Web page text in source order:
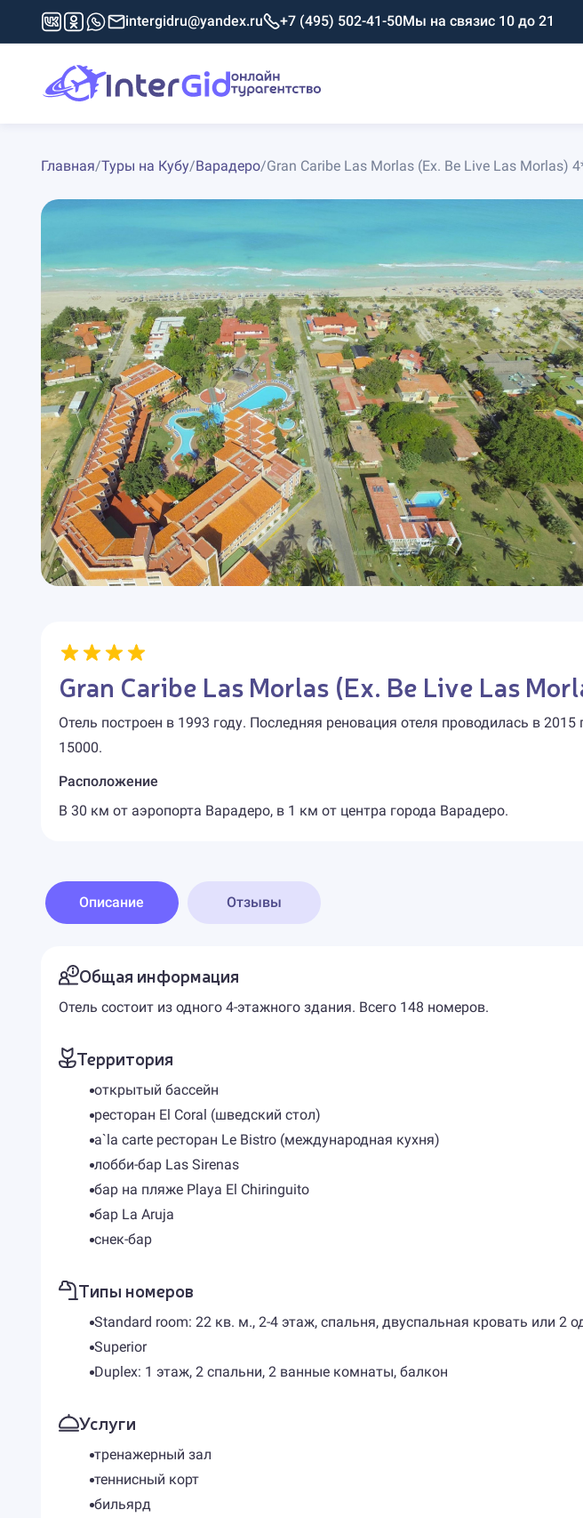
intergidru@yandex.ru +7 (495) 502-41-50Мы на связис 10 до 21
Главная/Туры на Кубу/Варадеро/Gran Caribe Las Morlas (Ex. Be Live Las Morlas)
Gran Caribe Las Morlas (Ex. Be Live Las
Отель построен в 1993 году. Последняя реновация отеля проводилась в
15000.
Расположение
В 30 км от аэропорта Варадеро, в 1 км от центра города Варадеро.
Описание Отзывы
Общая информация
Отель состоит из одного 4-этажного здания. Всего 148 номеров.
Территория
открытый бассейн
ресторан El Coral (шведский стол)
a`la carte ресторан Le Bistro (международная кухня)
лобби-бар Las Sirenas
бар на пляже Playa El Chiringuito
бар La Aruja
снек-бар
Типы номеров
Standard room: 22 кв. м., 2-4 этаж, спальня, двуспальная кровать или 2
Superior
Duplex: 1 этаж, 2 спальни, 2 ванные комнаты, балкон
Услуги
тренажерный зал
теннисный корт
бильярд